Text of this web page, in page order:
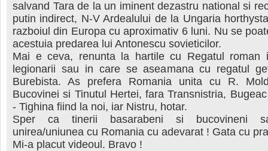
salvand Tara de la un iminent dezastru national si
putin indirect, N-V Ardealului de la Ungaria
razboiul din Europa cu aproximativ 6 luni. Nu se
acestuia predarea lui Antonescu sovieticilor.
Mai e ceva, renunta la hartile cu Regatul roman
legionarii sau in care se aseamana cu regatul
Burebista. As prefera Romania unita cu R.
Bucovinei si Tinutul Hertei, fara Transnistria,
- Tighina fiind la noi, iar Nistru, hotar.
Sper ca tinerii basarabeni si bucovineni
unirea/uniunea cu Romania cu adevarat ! Gata cu
Mi-a placut videoul. Bravo !